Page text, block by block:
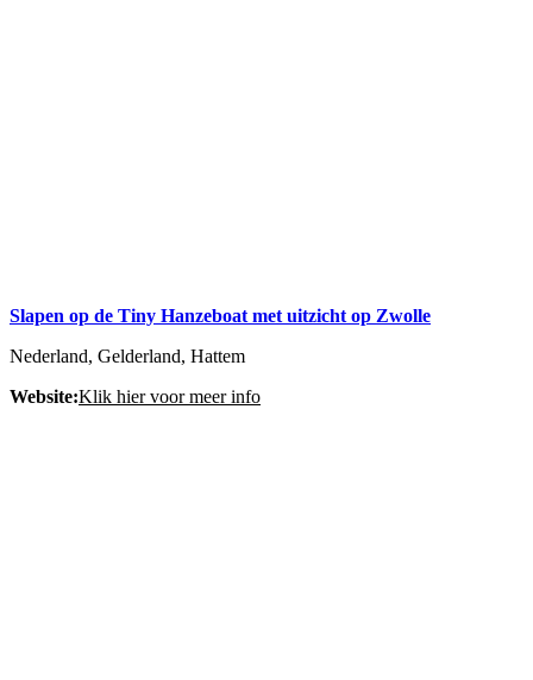
Slapen op de Tiny Hanzeboat met uitzicht op Zwolle
Nederland, Gelderland, Hattem
Website:Klik hier voor meer info